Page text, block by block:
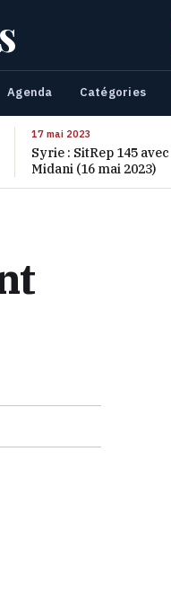
Agenda Catégories
17 mai 2023
Syrie : SitRep 145
Midani (16 mai 2023)